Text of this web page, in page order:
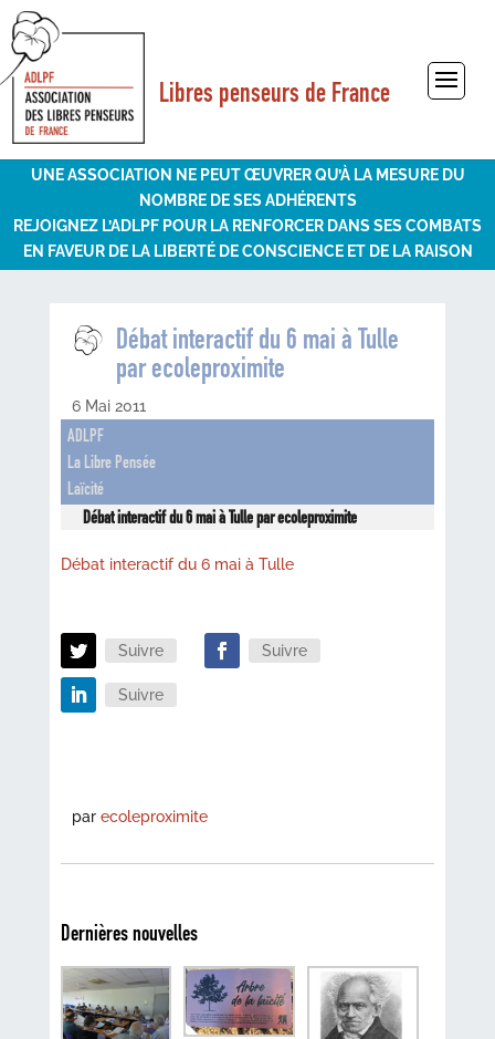
Libres penseurs de France
Sélectionner une page
UNE ASSOCIATION NE PEUT ŒUVRER QU’À LA MESURE DU
NOMBRE DE SES ADHÉRENTS
REJOIGNEZ L’ADLPF POUR LA RENFORCER DANS SES COMBATS
EN FAVEUR DE LA LIBERTÉ DE CONSCIENCE ET DE LA RAISON
Débat interactif du 6 mai à Tulle
par ecoleproximite
6 Mai 2011
ADLPF
La Libre Pensée
Laïcité
Débat interactif du 6 mai à Tulle par ecoleproximite
Débat interactif du 6 mai à Tulle
Suivre Suivre
Suivre
par ecoleproximite
Dernières nouvelles